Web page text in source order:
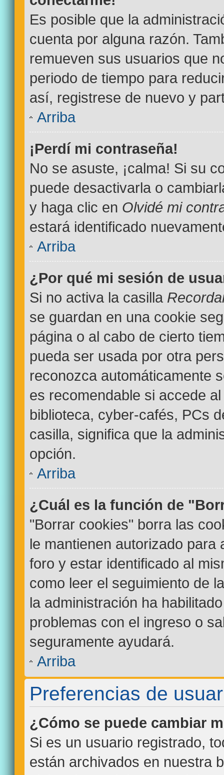
Es posible que la
cuenta por alguna razón.
remueven sus usuarios que
periodo de tiempo para
así, registrese de nuevo y
Arriba
¡Perdí mi contraseña!
No se asuste, ¡calma! Si su
puede desactivarla o
y haga clic en Olvidé mi
estará identificado
Arriba
¿Por qué mi sesión de
Si no activa la casilla
se guardan en una cookie
página o al cabo de cierto
pueda ser usada por otra
reconozca automáticamente
es recomendable si accede
biblioteca, cyber-cafés, PCs
casilla, significa que la
opción.
Arriba
¿Cuál es la función de
"Borrar cookies" borra las
le mantienen autorizado
foro y estar identificado al
como leer el seguimiento de
la administración ha
problemas con el ingreso o
seguramente ayudará.
Arriba
Preferencias de
¿Cómo se puede cambiar
Si es un usuario registrado,
están archivados en nuestra